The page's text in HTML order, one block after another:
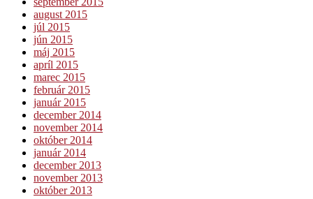
august 2015
júl 2015
jún 2015
máj 2015
apríl 2015
marec 2015
február 2015
január 2015
december 2014
november 2014
október 2014
január 2014
december 2013
november 2013
október 2013